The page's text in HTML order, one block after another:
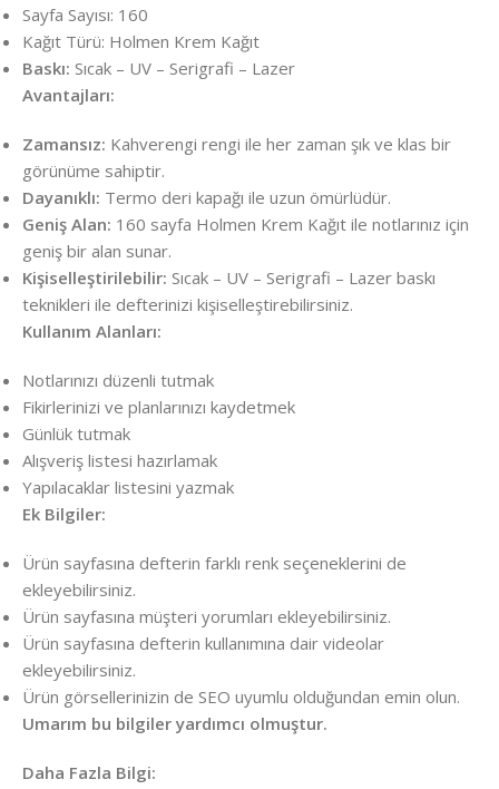
Sayfa Sayısı: 160
Kağıt Türü: Holmen Krem Kağıt
Baskı: Sıcak – UV – Serigrafi – Lazer
Avantajları:
Zamansız: Kahverengi rengi ile her zaman şık ve klas bir
görünüme sahiptir.
Dayanıklı: Termo deri kapağı ile uzun ömürlüdür.
Geniş Alan: 160 sayfa Holmen Krem Kağıt ile notlarınız için
geniş bir alan sunar.
Kişiselleştirilebilir: Sıcak – UV – Serigrafi – Lazer baskı
teknikleri ile defterinizi kişiselleştirebilirsiniz.
Kullanım Alanları:
Notlarınızı düzenli tutmak
Fikirlerinizi ve planlarınızı kaydetmek
Günlük tutmak
Alışveriş listesi hazırlamak
Yapılacaklar listesini yazmak
Ek Bilgiler:
Ürün sayfasına defterin farklı renk seçeneklerini de
ekleyebilirsiniz.
Ürün sayfasına müşteri yorumları ekleyebilirsiniz.
Ürün sayfasına defterin kullanımına dair videolar
ekleyebilirsiniz.
Ürün görsellerinizin de SEO uyumlu olduğundan emin olun.
Umarım bu bilgiler yardımcı olmuştur.
Daha Fazla Bilgi: